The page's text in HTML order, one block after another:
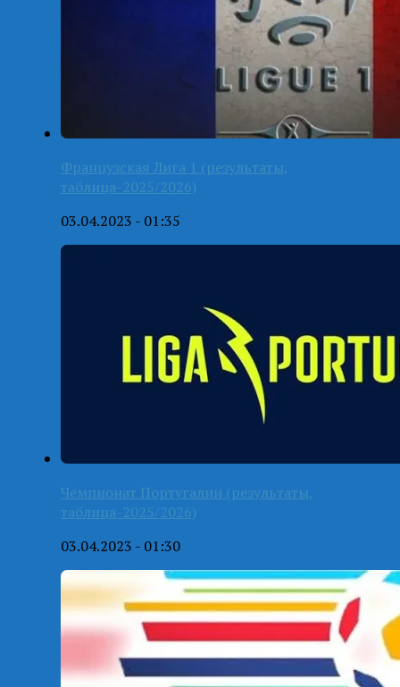
Французская Лига 1 (результаты,
таблица-2025/2026)
03.04.2023 - 01:35
Чемпионат Португалии (результаты,
таблица-2025/2026)
03.04.2023 - 01:30